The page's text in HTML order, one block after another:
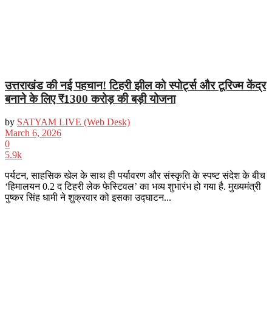
उत्तराखंड की नई पहचान! टिहरी झील को स्पोर्ट्स और टूरिज्म केंद्र
बनाने के लिए ₹1300 करोड़ की बड़ी योजना
by SATYAM LIVE (Web Desk)
March 6, 2026
0
5.9k
पर्यटन, साहसिक खेल के साथ ही पर्यावरण और संस्कृति के स्पष्ट संदेश के बीच
‘हिमालयन 0.2 द टिहरी लेक फेस्टिवल’ का भव्य शुभारंभ हो गया है. मुख्यमंत्री
पुष्कर सिंह धामी ने शुक्रवार को इसका उद्घाटन...